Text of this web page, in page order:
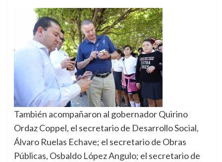
También acompañaron al gobernador Quirino
Ordaz Coppel, el secretario de Desarrollo Social,
Álvaro Ruelas Echave; el secretario de Obras
Públicas, Osbaldo López Angulo; el secretario de